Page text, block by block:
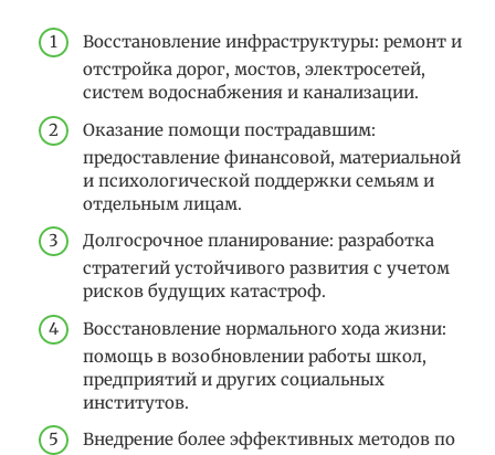
Восстановление инфраструктуры: ремонт и
отстройка дорог, мостов, электросетей,
систем водоснабжения и канализации.
Оказание помощи пострадавшим:
предоставление финансовой, материальной
и психологической поддержки семьям и
отдельным лицам.
Долгосрочное планирование: разработка
стратегий устойчивого развития с учетом
рисков будущих катастроф.
Восстановление нормального хода жизни:
помощь в возобновлении работы школ,
предприятий и других социальных
институтов.
Внедрение более эффективных методов по